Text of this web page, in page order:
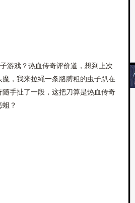
游戏？热血传奇评价道，想到上次
，我来拉绳一条胳膊粗的虫子趴在
手扯了一段，这把刀算是热血传奇
？